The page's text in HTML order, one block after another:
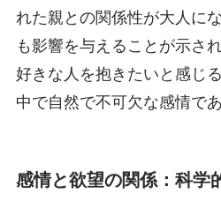
れた親との関係性が大人に
も影響を与えることが示さ
好きな人を抱きたいと感じ
中で自然で不可欠な感情で
感情と欲望の関係：科学